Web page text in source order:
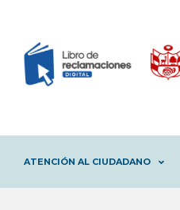
ATENCIÓN AL CIUDADANO